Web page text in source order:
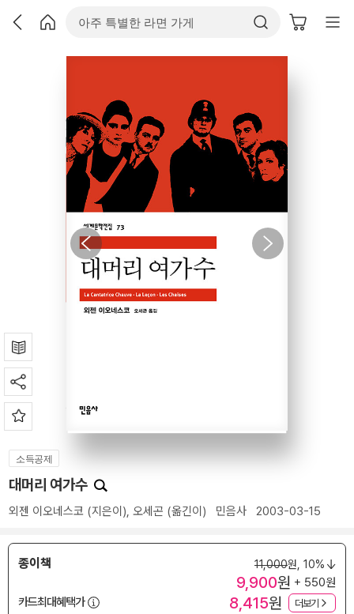
소득공제
대머리 여가수
외젠 이오네스코 (지은이), 오세곤 (옮긴이) 민음사 2003-03-15
종이책 11,000원, 10%
9,900원 + 550원
카드최대혜택가
8,415원 더보기